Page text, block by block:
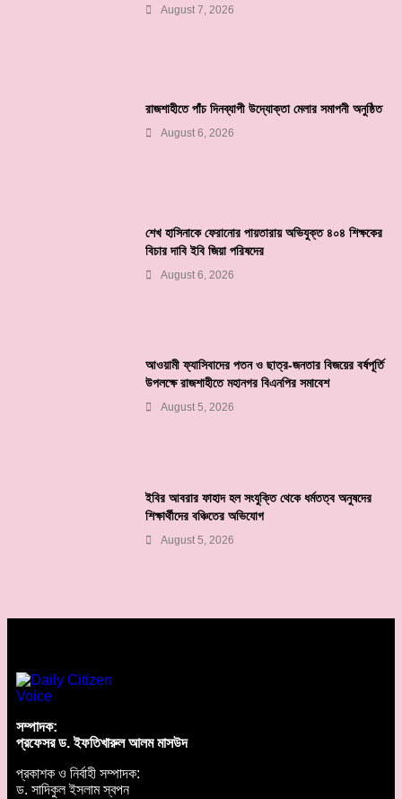
August 7, 2026
রাজশাহীতে পাঁচ দিনব্যাপী উদ্যোক্তা মেলার সমাপনী অনুষ্ঠিত
August 6, 2026
শেখ হাসিনাকে ফেরানোর পায়তারায় অভিযুক্ত ৪০৪ শিক্ষকের
বিচার দাবি ইবি জিয়া পরিষদের
August 6, 2026
আওয়ামী ফ্যাসিবাদের পতন ও ছাত্র-জনতার বিজয়ের বর্ষপূর্তি
উপলক্ষে রাজশাহীতে মহানগর বিএনপির সমাবেশ
August 5, 2026
ইবির আবরার ফাহাদ হল সংযুক্তি থেকে ধর্মতত্ব অনুষদের
শিক্ষার্থীদের বঞ্চিতের অভিযোগ
August 5, 2026
সম্পাদক:
প্রফেসর ড. ইফতিখারুল আলম মাসউদ
প্রকাশক ও নির্বাহী সম্পাদক:
ড. সাদিকুল ইসলাম স্বপন